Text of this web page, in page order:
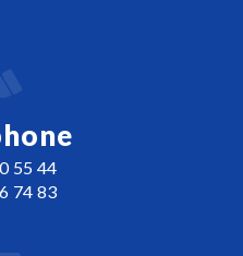
55 44
74 83